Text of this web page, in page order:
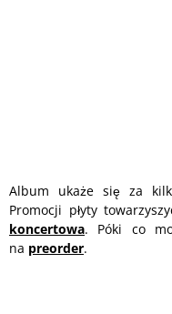
Album ukaże się za
Promocji płyty
koncertowa. Póki co
na preorder.